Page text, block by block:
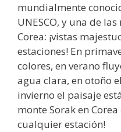
mundialmente
UNESCO, y una de
Corea: ¡vistas
estaciones! En
colores, en verano
agua clara, en otoño
invierno el paisaje
monte Sorak en
cualquier estación!